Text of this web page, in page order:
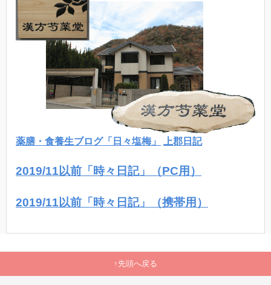
薬膳・食養生ブログ「日々塩梅」 上郡日記
2019/11以前「時々日記」（PC用）
2019/11以前「時々日記」（携帯用）
先頭へ戻る